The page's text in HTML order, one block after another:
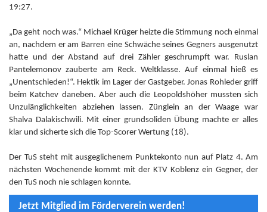
19:27.
„Da geht noch was.“ Michael Krüger heizte die Stimmung noch einmal
an, nachdem er am Barren eine Schwäche seines Gegners ausgenutzt
hatte und der Abstand auf drei Zähler geschrumpft war. Ruslan
Pantelemonov zauberte am Reck. Weltklasse. Auf einmal hieß es
„Unentschieden!“. Hektik im Lager der Gastgeber. Jonas Rohleder griff
beim Katchev daneben. Aber auch die Leopoldshöher mussten sich
Unzulänglichkeiten abziehen lassen. Zünglein an der Waage war
Shalva Dalakischwili. Mit einer grundsoliden Übung machte er alles
klar und sicherte sich die Top-Scorer Wertung (18).
Der TuS steht mit ausgeglichenem Punktekonto nun auf Platz 4. Am
nächsten Wochenende kommt mit der KTV Koblenz ein Gegner, der
den TuS noch nie schlagen konnte.
Jetzt Mitglied im Förderverein werden!